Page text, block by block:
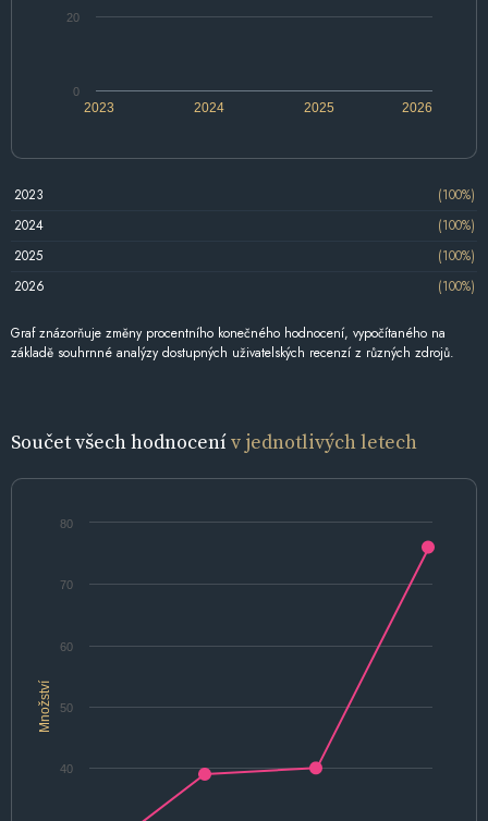
2024 2026
2023 2025
0
20
2023
(100%)
2024
(100%)
2025
(100%)
2026
(100%)
Graf znázorňuje změny procentního konečného hodnocení, vypočítaného na
základě souhrnné analýzy dostupných uživatelských recenzí z různých zdrojů.
Součet všech hodnocenív jednotlivých letech
Množství
40
50
60
70
80